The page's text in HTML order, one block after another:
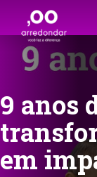
main
content
9 anos
em